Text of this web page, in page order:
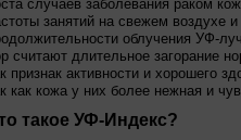
случаев заболевания раком
занятий на свежем воздухе
облучения УФ-
считают длительное загорание
признак активности и хорошего
как кожа у них более нежная и
такое УФ-Индекс?